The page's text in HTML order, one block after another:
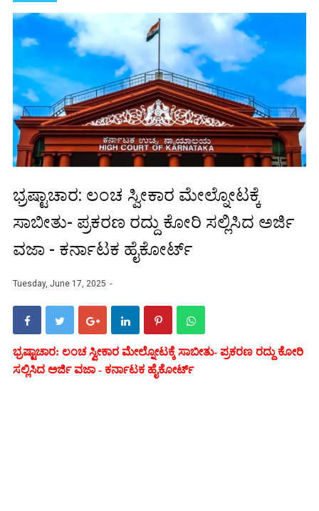
ಭ್ರಷ್ಟಾಚಾರ: ಲಂಚ ಸ್ವೀಕಾರ ಮೇಲ್ನೋಟಕ್ಕೆ
ಸಾಬೀತು- ಪ್ರಕರಣ ರದ್ದು ಕೋರಿ ಸಲ್ಲಿಸಿದ ಅರ್ಜಿ
ವಜಾ - ಕರ್ನಾಟಕ ಹೈಕೋರ್ಟ್‌
Tuesday, June 17, 2025
ಭ್ರಷ್ಟಾಚಾರ: ಲಂಚ ಸ್ವೀಕಾರ ಮೇಲ್ನೋಟಕ್ಕೆ ಸಾಬೀತು- ಪ್ರಕರಣ ರದ್ದು ಕೋರಿ
ಸಲ್ಲಿಸಿದ ಅರ್ಜಿ ವಜಾ - ಕರ್ನಾಟಕ ಹೈಕೋರ್ಟ್‌